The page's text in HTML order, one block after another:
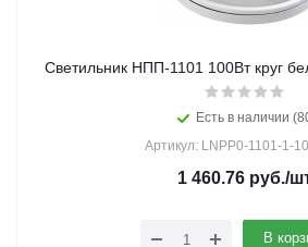
Светильник НПП-1101 100Вт круг
Есть в наличии
Артикул: LNPP0-1101-1-
1 460.76 руб./
В